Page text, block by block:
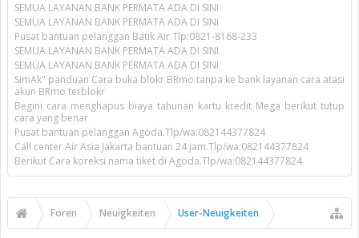
SEMUA LAYANAN BANK PERMATA ADA DI SINI
SEMUA LAYANAN BANK PERMATA ADA DI SINI
Pusat bantuan pelanggan Batik Air.Tlp:0821-8168-233
SEMUA LAYANAN BANK PERMATA ADA DI SINI
SEMUA LAYANAN BANK PERMATA ADA DI SINI
SimAk" panduan Cara buka blokr BRmo tanpa ke bank layanan cara atasi
akun BRmo terblokr
Begini cara menghapus biaya tahunan kartu kredit Mega berikut tutup
cara yang benar
Pusat bantuan pelanggan Agoda.Tlp/wa:082144377824
Call center Air Asia Jakarta bantuan 24 jam.Tlp/wa:082144377824
Berikut Cara koreksi nama tiket di Agoda.Tlp/wa:082144377824
Foren Neuigkeiten User-Neuigkeiten